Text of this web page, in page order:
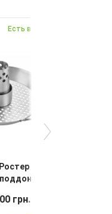
Есть в наличии
для
грн.